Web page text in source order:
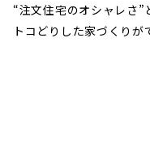
“注文住宅のオシャレさ”
トコどりした家づくりが